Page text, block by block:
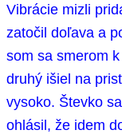
Vibrácie mizli
zatočil doľava a
som sa smerom
druhý išiel na
vysoko. Števko
ohlásil, že idem